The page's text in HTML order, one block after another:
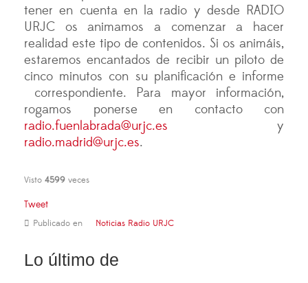
tener en cuenta en la radio y desde RADIO
URJC os animamos a comenzar a hacer
realidad este tipo de contenidos. Si os animáis,
estaremos encantados de recibir un piloto de
cinco minutos con su planificación e informe
correspondiente. Para mayor información,
rogamos ponerse en contacto con
radio.fuenlabrada@urjc.es y
radio.madrid@urjc.es.
Visto 4599 veces
Tweet
Publicado en Noticias Radio URJC
Lo último de